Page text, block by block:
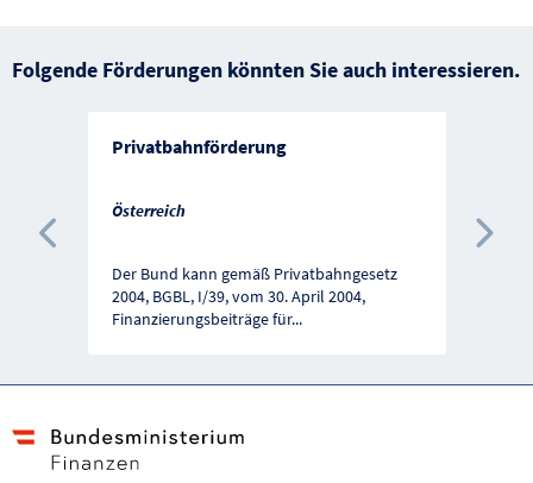
Folgende Förderungen könnten Sie auch interessieren.
Privatbahnförderung
Österreich
Der Bund kann gemäß Privatbahngesetz
2004, BGBL, I/39, vom 30. April 2004,
Finanzierungsbeiträge für...
Vorherige Förderung